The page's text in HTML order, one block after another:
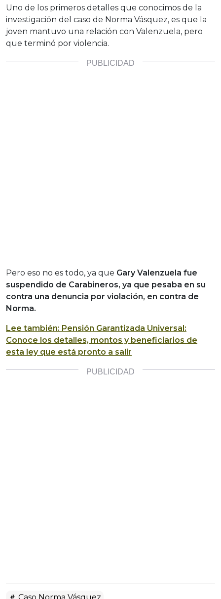
Uno de los primeros detalles que conocimos de la
investigación del caso de Norma Vásquez, es que la
joven mantuvo una relación con Valenzuela, pero
que terminó por violencia.
Pero eso no es todo, ya que Gary Valenzuela fue
suspendido de Carabineros, ya que pesaba en su
contra una denuncia por violación, en contra de
Norma.
Lee también: Pensión Garantizada Universal:
Conoce los detalles, montos y beneficiarios de
esta ley que está pronto a salir